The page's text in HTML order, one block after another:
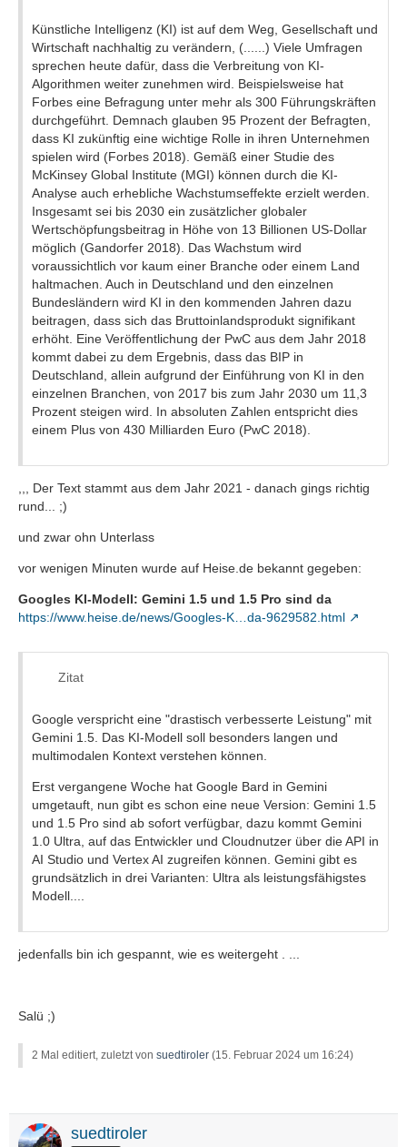
Künstliche Intelligenz (KI) ist auf dem Weg, Gesellschaft und
Wirtschaft nachhaltig zu verändern, (......) Viele Umfragen
sprechen heute dafür, dass die Verbreitung von KI-
Algorithmen weiter zunehmen wird. Beispielsweise hat
Forbes eine Befragung unter mehr als 300 Führungskräften
durchgeführt. Demnach glauben 95 Prozent der Befragten,
dass KI zukünftig eine wichtige Rolle in ihren Unternehmen
spielen wird (Forbes 2018). Gemäß einer Studie des
McKinsey Global Institute (MGI) können durch die KI-
Analyse auch erhebliche Wachstumseffekte erzielt werden.
Insgesamt sei bis 2030 ein zusätzlicher globaler
Wertschöpfungsbeitrag in Höhe von 13 Billionen US-Dollar
möglich (Gandorfer 2018). Das Wachstum wird
voraussichtlich vor kaum einer Branche oder einem Land
haltmachen. Auch in Deutschland und den einzelnen
Bundesländern wird KI in den kommenden Jahren dazu
beitragen, dass sich das Bruttoinlandsprodukt signifikant
erhöht. Eine Veröffentlichung der PwC aus dem Jahr 2018
kommt dabei zu dem Ergebnis, dass das BIP in
Deutschland, allein aufgrund der Einführung von KI in den
einzelnen Branchen, von 2017 bis zum Jahr 2030 um 11,3
Prozent steigen wird. In absoluten Zahlen entspricht dies
einem Plus von 430 Milliarden Euro (PwC 2018).
,,, Der Text stammt aus dem Jahr 2021 - danach gings richtig
rund... ;)
und zwar ohn Unterlass
vor wenigen Minuten wurde auf Heise.de bekannt gegeben:
Googles KI-Modell: Gemini 1.5 und 1.5 Pro sind da
https://www.heise.de/news/Googles-K…da-9629582.html
Zitat
Google verspricht eine "drastisch verbesserte Leistung" mit
Gemini 1.5. Das KI-Modell soll besonders langen und
multimodalen Kontext verstehen können.
Erst vergangene Woche hat Google Bard in Gemini
umgetauft, nun gibt es schon eine neue Version: Gemini 1.5
und 1.5 Pro sind ab sofort verfügbar, dazu kommt Gemini
1.0 Ultra, auf das Entwickler und Cloudnutzer über die API in
AI Studio und Vertex AI zugreifen können. Gemini gibt es
grundsätzlich in drei Varianten: Ultra als leistungsfähigstes
Modell....
jedenfalls bin ich gespannt, wie es weitergeht . ...
Salü ;)
2 Mal editiert, zuletzt von suedtiroler (15. Februar 2024 um 16:24)
suedtiroler